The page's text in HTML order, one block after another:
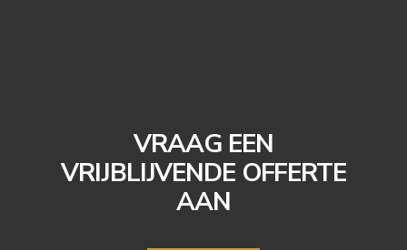
VRAAG EEN
VRIJBLIJVENDE OFFERTE
AAN